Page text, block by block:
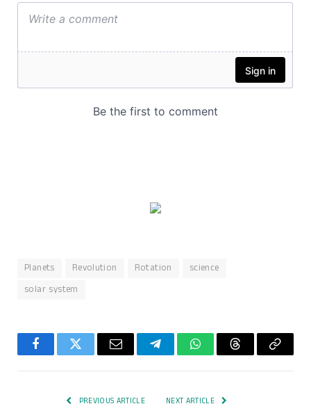
Planets Revolution Rotation
science
solar system
FacebookTwitter Email TelegramWhatsAppThreadsCopy
PREVIOUS ARTICLE NEXT ARTICLE